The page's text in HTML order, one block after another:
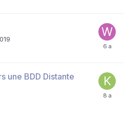
une BDD Distante